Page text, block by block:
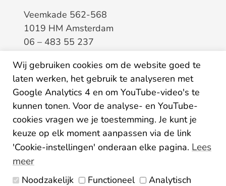
Veemkade 562-568
1019 HM Amsterdam
06 – 483 55 237
BTW8133.20.343.B.01
KvK34207150
IBANNL26ABNA0507435125
Wij gebruiken cookies om de website goed te
laten werken, het gebruik te analyseren met
Google Analytics 4 en om YouTube-video's te
kunnen tonen. Voor de analyse- en YouTube-
cookies vragen we je toestemming. Je kunt je
keuze op elk moment aanpassen via de link
'Cookie-instellingen' onderaan elke pagina. Lees
meer
Noodzakelijk Functioneel Analytisch